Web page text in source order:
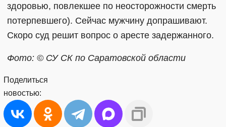
здоровью, повлекшее по неосторожности смерть
потерпевшего). Сейчас мужчину допрашивают.
Скоро суд решит вопрос о аресте задержанного.
Фото: © СУ СК по Саратовской области
Поделиться
новостью: